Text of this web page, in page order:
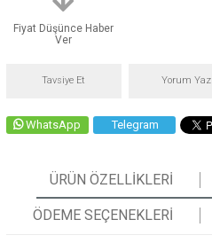
Fiyat Düşünce Haber
Ver
Tavsiye Et Yorum Yaz
WhatsApp Telegram
ÜRÜN ÖZELLIKLERI
ÖDEME SEÇENEKLERI